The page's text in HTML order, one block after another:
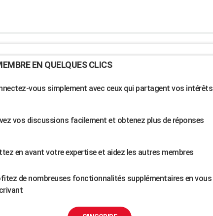
EN QUELQUES CLICS
vous simplement avec ceux qui partagent vos intérêts
vos discussions facilement et obtenez plus de réponses
en avant votre expertise et aidez les autres membres
de nombreuses fonctionnalités supplémentaires en vous